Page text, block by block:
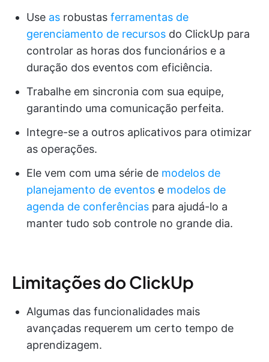
Use as robustas ferramentas de
gerenciamento de recursos do ClickUp para
controlar as horas dos funcionários e a
duração dos eventos com eficiência.
Trabalhe em sincronia com sua equipe,
garantindo uma comunicação perfeita.
Integre-se a outros aplicativos para otimizar
as operações.
Ele vem com uma série de modelos de
planejamento de eventos e modelos de
agenda de conferências para ajudá-lo a
manter tudo sob controle no grande dia.
Limitações do ClickUp
Algumas das funcionalidades mais
avançadas requerem um certo tempo de
aprendizagem.